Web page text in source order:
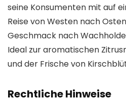
seine Konsumenten mit auf
Reise von Westen nach
Geschmack nach
Ideal zur aromatischen
und der Frische von
Rechtliche Hinweise